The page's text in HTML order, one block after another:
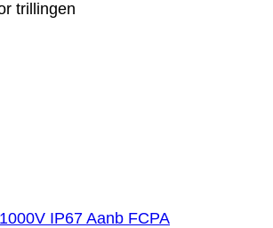
trillingen
IP67 Aanb FCPA